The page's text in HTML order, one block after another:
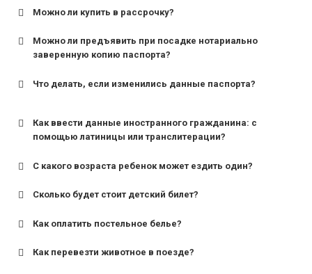
Можно ли купить в рассрочку?
Можно ли предъявить при посадке нотариально
заверенную копию паспорта?
Что делать, если изменились данные паспорта?
Как ввести данные иностранного гражданина: с
помощью латиницы или транслитерации?
С какого возраста ребенок может ездить один?
для поездов дальнего следования — от 10 лет и
для пригородных поездов — от 7 лет.
Сколько будет стоит детский билет?
Как оплатить постельное белье?
Как перевезти животное в поезде?